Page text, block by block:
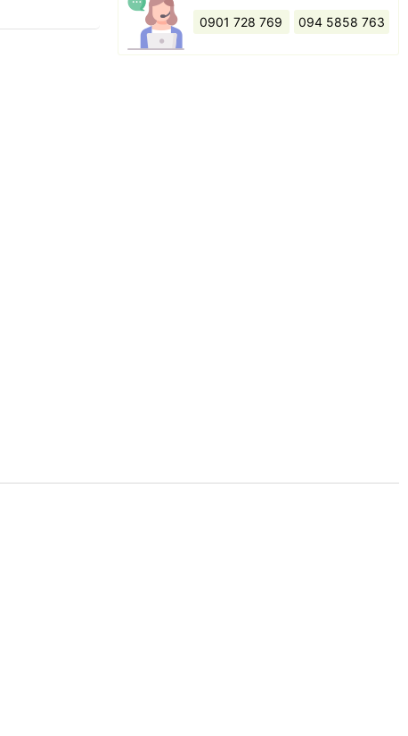
0901 728 769 094 5858 763